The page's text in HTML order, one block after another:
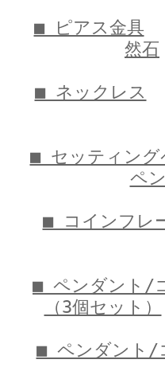
■ ピアス金具
然石
■ ネックレス
■ セッティング
ペ
■ コインフレ
■ ペンダント/
（3個セット）
■ ペンダント/